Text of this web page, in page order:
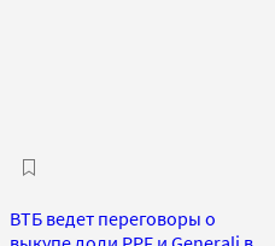
ВТБ ведет переговоры о